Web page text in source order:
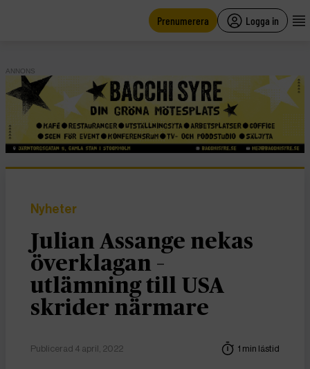
Prenumerera Logga in
ANNONS
Nyheter
Julian Assange nekas
överklagan –
utlämning till USA
skrider närmare
Publicerad 4 april, 2022 1 min lästid